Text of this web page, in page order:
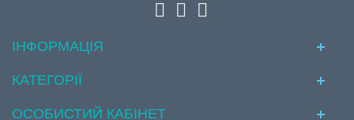
ІНФОРМАЦІЯ
КАТЕГОРІЇ
ОСОБИСТИЙ КАБІНЕТ